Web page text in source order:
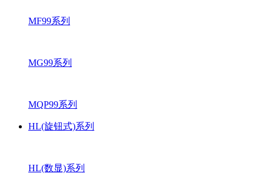
MF99系列
MG99系列
MQP99系列
HL(旋钮式)系列
HL(数显)系列